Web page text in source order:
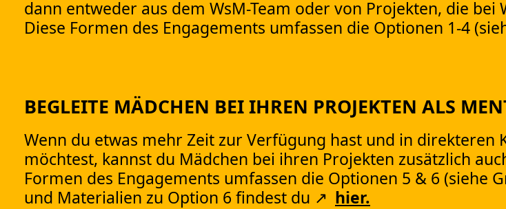
dann entweder aus dem WsM-Team oder von Projekten, die
Diese Formen des Engagements umfassen die Optionen 1-4
BEGLEITE MÄDCHEN BEI IHREN PROJEKTEN ALS
Wenn du etwas mehr Zeit zur Verfügung hast und in direkteren
möchtest, kannst du Mädchen bei ihren Projekten zusätzlich
Formen des Engagements umfassen die Optionen 5 & 6 (siehe
und Materialien zu Option 6 findest du
hier.